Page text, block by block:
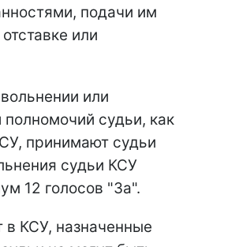
подачи им
или
или
судьи, как
принимают судьи
судьи КСУ
12 голосов "За".
в КСУ, назначенные